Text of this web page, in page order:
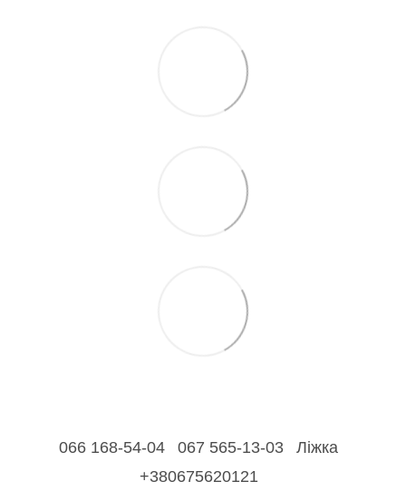
066 168-54-04 067 565-13-03
Ліжка
+380675620121